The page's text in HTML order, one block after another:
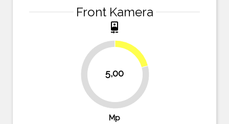
Front Kamera
camera_front
5,00
79.2%
20.8%
Mp